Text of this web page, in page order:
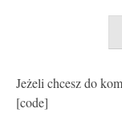
Jeżeli chcesz do
[code]